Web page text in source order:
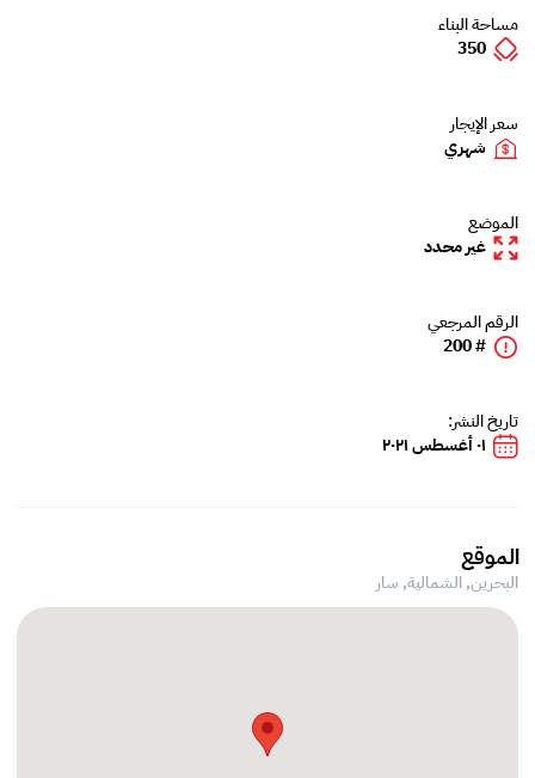
مساحة البناء
350
سعر الإيجار
شهري
الموضع
غير محدد
الرقم المرجعي
# 200
تاريخ النشر:
٠١ أغسطس ٢٠٢١
الموقع
البحرين, الشمالية, سار